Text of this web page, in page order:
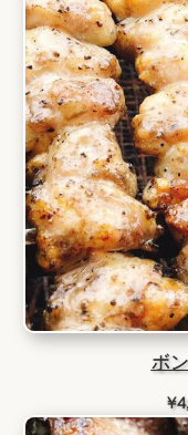
ボ
¥